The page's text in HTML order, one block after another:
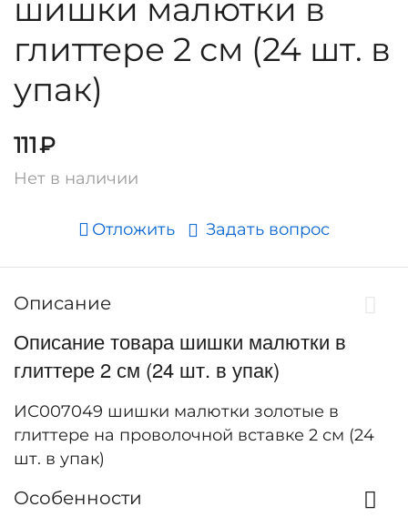
шишки малютки в
глиттере 2 см (24 шт. в
упак)
111₽
Нет в наличии
Отложить Задать вопрос
Описание
Описание товара шишки малютки в
глиттере 2 см (24 шт. в упак)
ИС007049 шишки малютки золотые в
глиттере на проволочной вставке 2 см (24
шт. в упак)
Особенности